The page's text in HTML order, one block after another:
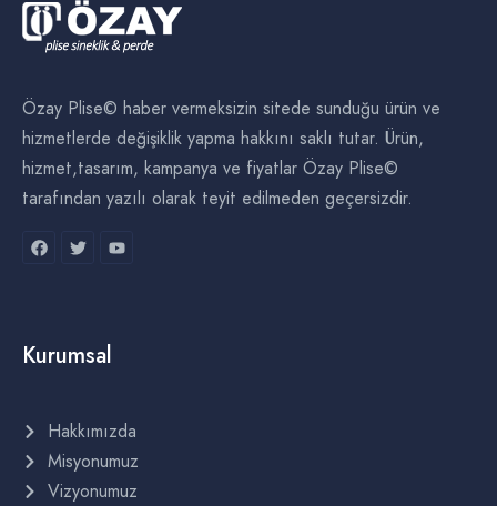
Özay Plise© haber vermeksizin sitede sunduğu ürün ve
hizmetlerde değişiklik yapma hakkını saklı tutar. Ürün,
hizmet,tasarım, kampanya ve fiyatlar Özay Plise©
tarafından yazılı olarak teyit edilmeden geçersizdir.
Kurumsal
Hakkımızda
Misyonumuz
Vizyonumuz